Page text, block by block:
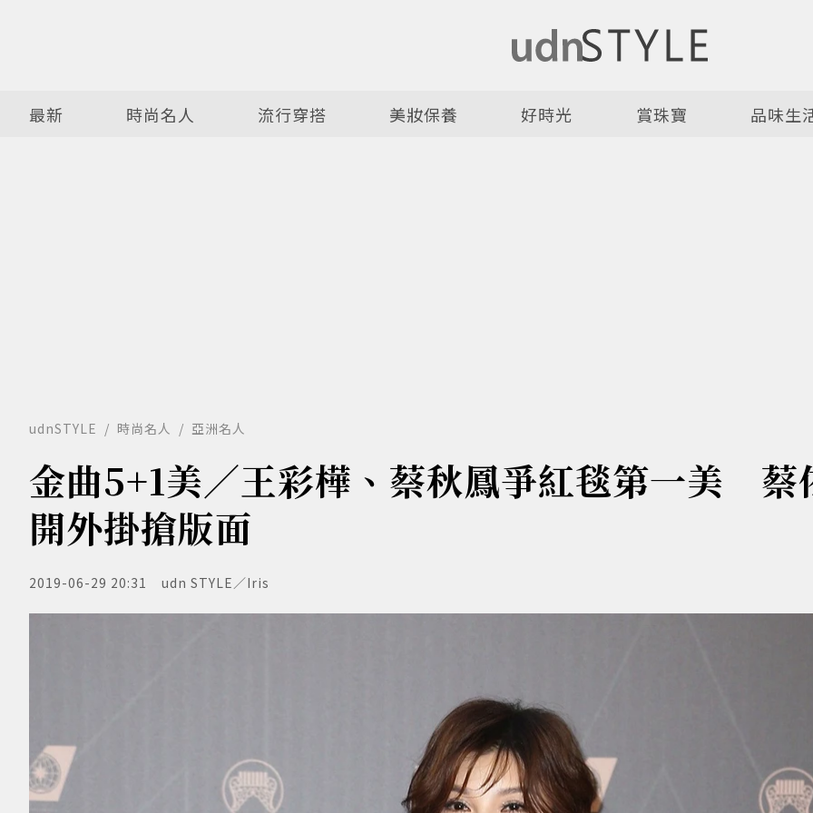
最新 時尚名人 流行穿搭 美妝保養 好時光 賞珠寶 品味生
udnSTYLE 時尚名人 亞洲名人
金曲5+1美／王彩樺、蔡秋鳳爭紅毯第一美 蔡
開外掛搶版面
2019-06-29 20:31 udn STYLE／Iris